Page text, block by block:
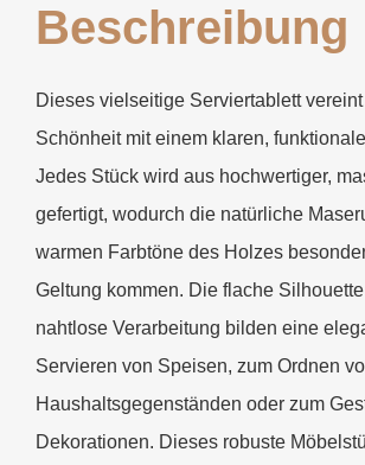
Beschreibung
Dieses vielseitige Serviertablett
Schönheit mit einem klaren,
Jedes Stück wird aus hochwertiger,
gefertigt, wodurch die natürliche
warmen Farbtöne des Holzes
Geltung kommen. Die flache
nahtlose Verarbeitung bilden eine
Servieren von Speisen, zum Ordnen
Haushaltsgegenständen oder zum
Dekorationen. Dieses robuste